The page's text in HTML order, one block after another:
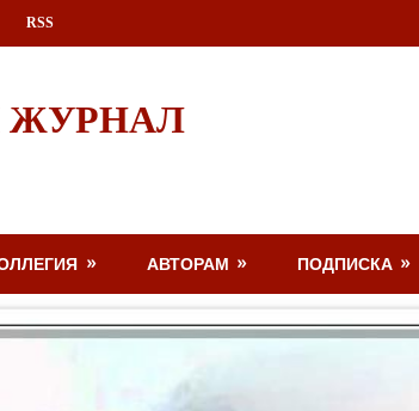
RSS
ЖУРНАЛ
АВТОРАМ ПОДПИСКА